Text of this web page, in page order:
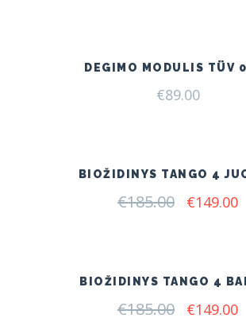
DEGIMO MODULIS TÜV
€89.00
BIOŽIDINYS TANGO 4
€185.00 Original
€149.00
BIOŽIDINYS TANGO 4
€185.00 Original
€149.00